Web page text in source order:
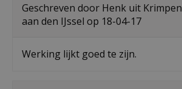
Geschreven door Henk uit Krimpen
aan den IJssel op 18-04-17
Werking lijkt goed te zijn.